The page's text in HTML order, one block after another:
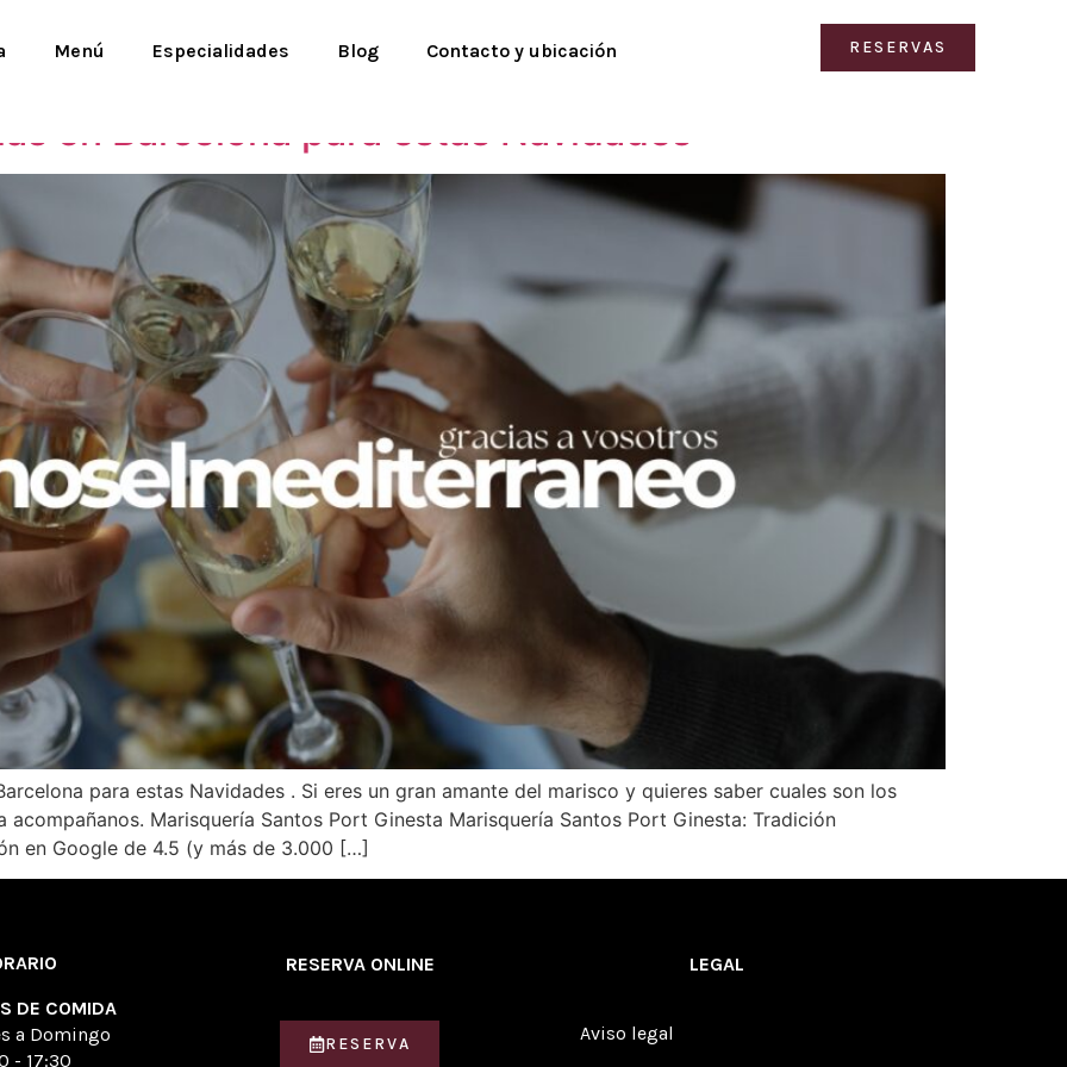
Menú Especialidades Blog Contacto y ubicación RESERVAS
en Barcelona para estas Navidades
para estas Navidades . Si eres un gran amante del marisco y quieres saber cuales son los
Marisquería Santos Port Ginesta Marisquería Santos Port Ginesta: Tradición
en Google de 4.5 (y más de 3.000 […]
DE COMIDA
a Domingo
- 17:30
RESERVA ONLINE
RESERVA
LEGAL
Aviso legal